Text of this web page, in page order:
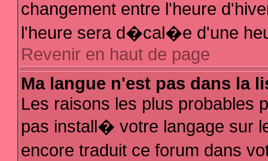
changement entre l'heure
l'heure sera d�cal�e d'une
Revenir en haut de page
Ma langue n'est pas dans la
Les raisons les plus probables
pas install� votre langage sur
encore traduit ce forum dans